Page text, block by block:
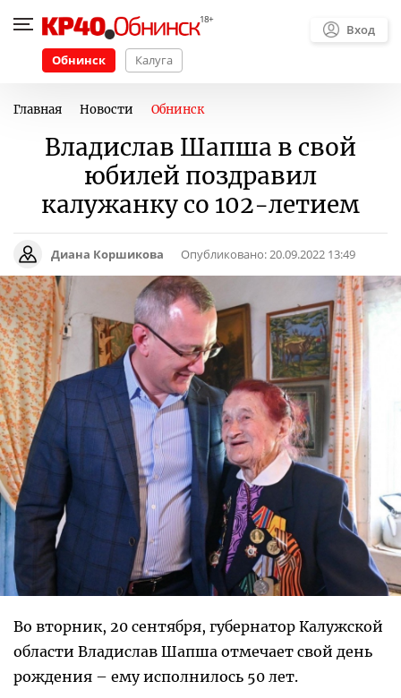
Обнинск Калуга
Вход
Главная Новости Обнинск
Владислав Шапша в свой
юбилей поздравил
калужанку со 102-летием
Диана Коршикова Опубликовано:20.09.2022 13:49
Во вторник, 20 сентября, губернатор Калужской
области Владислав Шапша отмечает свой день
рождения – ему исполнилось 50 лет.